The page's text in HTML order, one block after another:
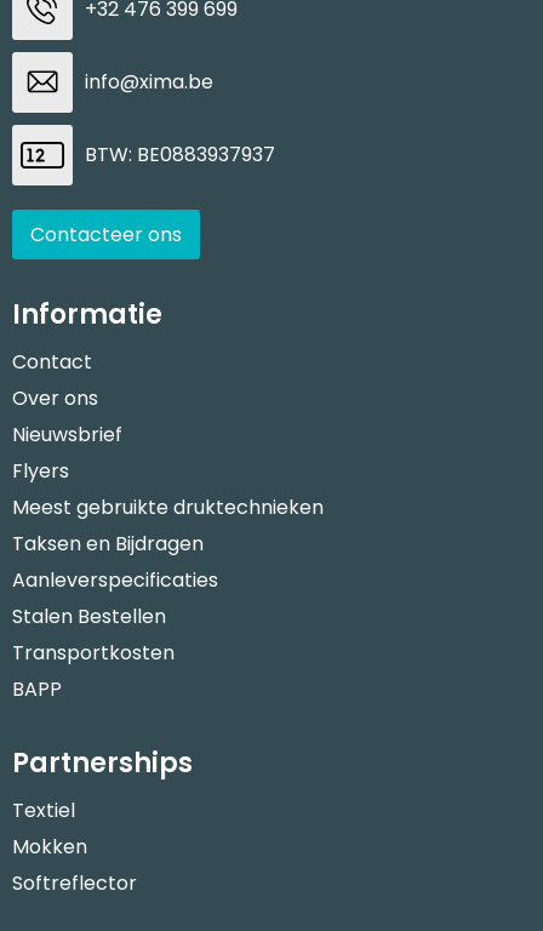
+32 476 399 699
info@xima.be
BTW: BE0883937937
Contacteer ons
Informatie
Contact
Over ons
Nieuwsbrief
Flyers
Meest gebruikte druktechnieken
Taksen en Bijdragen
Aanleverspecificaties
Stalen Bestellen
Transportkosten
BAPP
Partnerships
Textiel
Mokken
Softreflector